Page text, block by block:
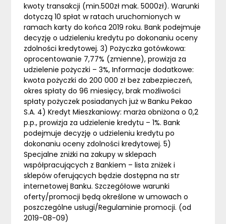
kwoty transakcji (min.500zł mak. 5000zł). Warunki
dotyczą 10 spłat w ratach uruchomionych w
ramach karty do końca 2019 roku. Bank podejmuje
decyzję o udzieleniu kredytu po dokonaniu oceny
zdolności kredytowej. 3) Pożyczka gotówkowa:
oprocentowanie 7,77% (zmienne), prowizja za
udzielenie pożyczki – 3%, Informacje dodatkowe:
kwota pożyczki do 200 000 zł bez zabezpieczeń,
okres spłaty do 96 miesięcy, brak możliwości
spłaty pożyczek posiadanych już w Banku Pekao
S.A. 4) Kredyt Mieszkaniowy: marża obniżona o 0,2
p.p., prowizja za udzielenie kredytu – 1%. Bank
podejmuje decyzję o udzieleniu kredytu po
dokonaniu oceny zdolności kredytowej. 5)
Specjalne zniżki na zakupy w sklepach
współpracujących z Bankiem – lista zniżek i
sklepów oferujących będzie dostępna na str
internetowej Banku. Szczegółowe warunki
oferty/promocji będą określone w umowach o
poszczególne usługi/Regulaminie promocji. (od
2019-08-09)